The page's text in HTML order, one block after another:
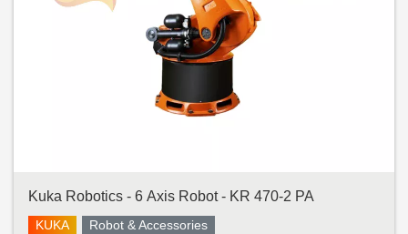
Kuka Robotics - 6 Axis Robot - KR 470-2 PA
KUKA Robot & Accessories